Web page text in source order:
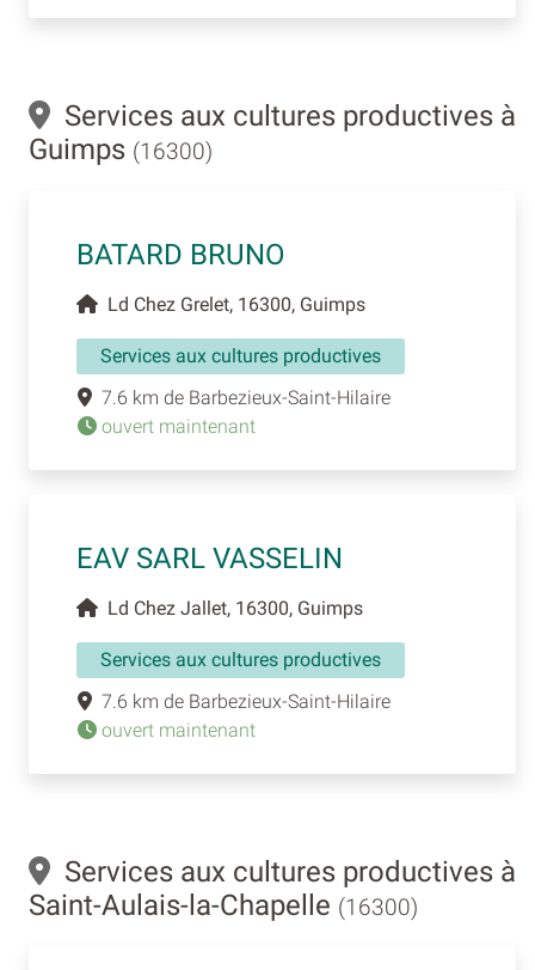
Services aux cultures productives à
Guimps (16300)
BATARD BRUNO
Ld Chez Grelet, 16300, Guimps
Services aux cultures productives
7.6 km de Barbezieux-Saint-Hilaire
ouvert maintenant
EAV SARL VASSELIN
Ld Chez Jallet, 16300, Guimps
Services aux cultures productives
7.6 km de Barbezieux-Saint-Hilaire
ouvert maintenant
Services aux cultures productives à
Saint-Aulais-la-Chapelle (16300)